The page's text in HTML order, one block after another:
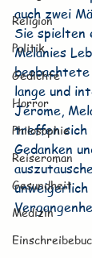
Religion
Politik
Gedichte
Horror
Philosophie
Reiseroman
Gesundheit
Medizin
auch zwei
Sie spielten
Melanies
lange und
Jérome,
treffen sich
Gedanken